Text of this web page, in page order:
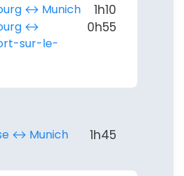
↔︎ Munich
1h10
↔︎
sur-le-
0h55
↔︎ Munich
1h45